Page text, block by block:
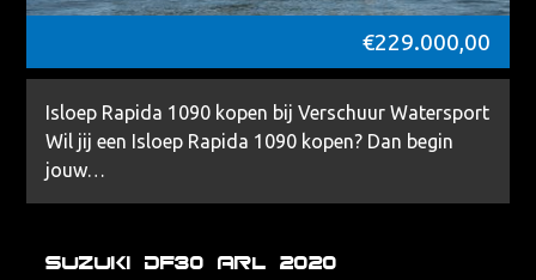
€229.000,00
Isloep Rapida 1090 kopen bij Verschuur Watersport
Wil jij een Isloep Rapida 1090 kopen? Dan begin
jouw…
Suzuki DF30 ARL 2020